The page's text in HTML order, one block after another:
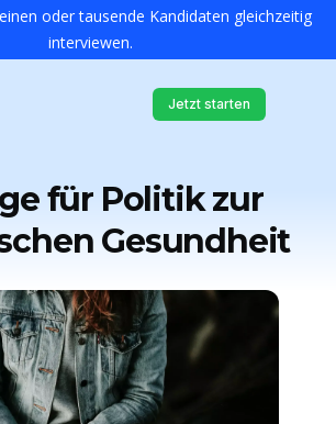
oder tausende Kandidaten gleichzeitig
interviewen.
Jetzt starten
für Politik zur
Gesundheit